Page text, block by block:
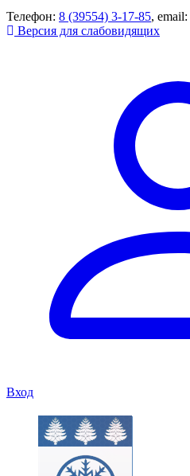
Телефон: 8 (39554) 3-17-85, email:
Версия для слабовидящих
Вход